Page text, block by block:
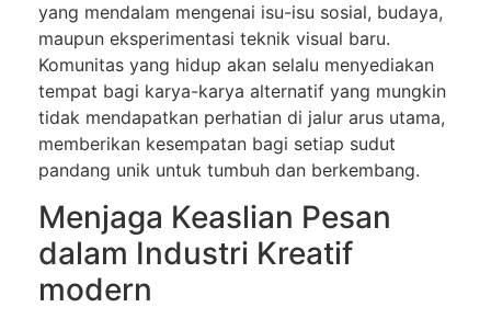
yang mendalam mengenai isu-isu sosial, budaya,
maupun eksperimentasi teknik visual baru.
Komunitas yang hidup akan selalu menyediakan
tempat bagi karya-karya alternatif yang mungkin
tidak mendapatkan perhatian di jalur arus utama,
memberikan kesempatan bagi setiap sudut
pandang unik untuk tumbuh dan berkembang.
Menjaga Keaslian Pesan
dalam Industri Kreatif
modern